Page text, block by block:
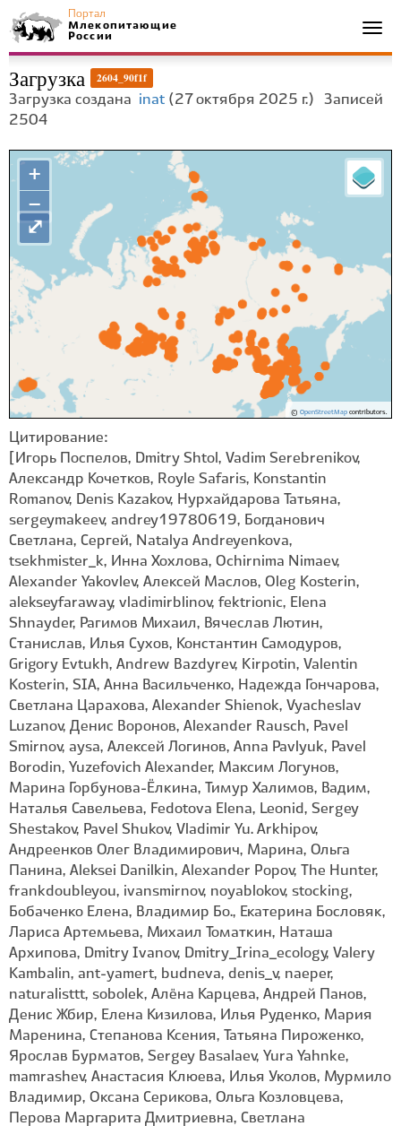
Портал
Млекопитающие
России
Загрузка 2604_90f1f
Загрузка создана inat (27 октября 2025 г.) Записей
2504
+
−
© OpenStreetMapcontributors.
⤢
Цитирование:
[Игорь Поспелов, Dmitry Shtol, Vadim Serebrenikov,
Александр Кочетков, Royle Safaris, Konstantin
Romanov, Denis Kazakov, Нурхайдарова Татьяна,
sergeymakeev, andrey19780619, Богданович
Светлана, Сергей, Natalya Andreyenkova,
tsekhmister_k, Инна Хохлова, Ochirnima Nimaev,
Alexander Yakovlev, Алексей Маслов, Oleg Kosterin,
alekseyfaraway, vladimirblinov, fektrionic, Elena
Shnayder, Рагимов Михаил, Вячеслав Лютин,
Станислав, Илья Сухов, Константин Самодуров,
Grigory Evtukh, Andrew Bazdyrev, Kirpotin, Valentin
Kosterin, SIA, Анна Васильченко, Надежда Гончарова,
Светлана Царахова, Alexander Shienok, Vyacheslav
Luzanov, Денис Воронов, Alexander Rausch, Pavel
Smirnov, aysa, Алексей Логинов, Anna Pavlyuk, Pavel
Borodin, Yuzefovich Alexander, Максим Логунов,
Марина Горбунова-Ëлкина, Тимур Халимов, Вадим,
Наталья Савельева, Fedotova Elena, Leonid, Sergey
Shestakov, Pavel Shukov, Vladimir Yu. Arkhipov,
Андреенков Олег Владимирович, Марина, Ольга
Панина, Aleksei Danilkin, Alexander Popov, The Hunter,
frankdoubleyou, ivansmirnov, noyablokov, stocking,
Бобаченко Елена, Владимир Бо., Екатерина Бословяк,
Лариса Артемьева, Михаил Томаткин, Наташа
Архипова, Dmitry Ivanov, Dmitry_Irina_ecology, Valery
Kambalin, ant-yamert, budneva, denis_v, naeper,
naturalisttt, sobolek, Алёна Карцева, Андрей Панов,
Денис Жбир, Елена Кизилова, Илья Руденко, Мария
Маренина, Степанова Ксения, Татьяна Пироженко,
Ярослав Бурматов, Sergey Basalaev, Yura Yahnke,
mamrashev, Анастасия Клюева, Илья Уколов, Мурмило
Владимир, Оксана Серикова, Ольга Козловцева,
Перова Маргарита Дмитриевна, Светлана